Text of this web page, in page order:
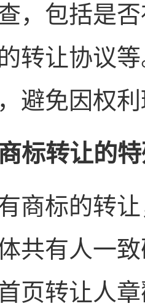
，包括是
转让协议
避免因权
标转让的
商标的转
共有人一
页转让人